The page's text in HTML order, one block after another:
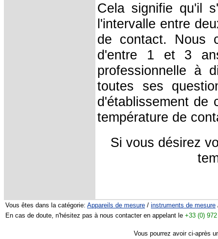
Cela signifie qu'il
l'intervalle entre
de contact. Nous
d'entre 1 et 3
professionnelle à
toutes ses
d'établissement de
température de
Si vous désirez
Vous êtes dans la catégorie: Appareils de mesure / instruments de mesure
En cas de doute, n'hésitez pas à nous contacter en appelant le +33 (0)
Vous pourrez avoir ci-après